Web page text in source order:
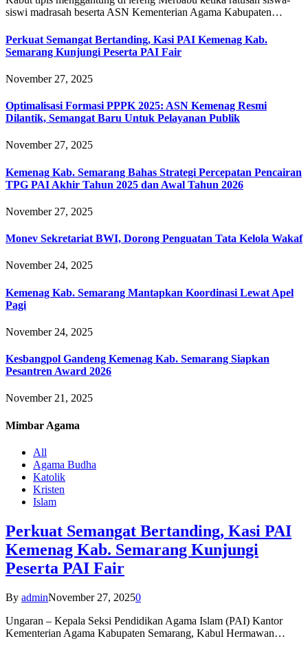
siswi madrasah beserta ASN Kementerian Agama Kabupaten…
Perkuat Semangat Bertanding, Kasi PAI Kemenag Kab.
Semarang Kunjungi Peserta PAI Fair
November 27, 2025
Optimalisasi Formasi PPPK 2025: ASN Kemenag Resmi
Dilantik, Semangat Baru Untuk Pelayanan Publik
November 27, 2025
Kemenag Kab. Semarang Bahas Strategi Percepatan Pencairan
TPG PAI Akhir Tahun 2025 dan Awal Tahun 2026
November 27, 2025
Monev Sekretariat BWI, Dorong Penguatan Tata Kelola Wakaf
November 24, 2025
Kemenag Kab. Semarang Mantapkan Koordinasi Lewat Apel
Pagi
November 24, 2025
Kesbangpol Gandeng Kemenag Kab. Semarang Siapkan
Pesantren Award 2026
November 21, 2025
Mimbar Agama
All
Agama Budha
Katolik
Kristen
Islam
Perkuat Semangat Bertanding, Kasi PAI
Kemenag Kab. Semarang Kunjungi
Peserta PAI Fair
By adminNovember 27, 20250
Ungaran – Kepala Seksi Pendidikan Agama Islam (PAI) Kantor
Kementerian Agama Kabupaten Semarang, Kabul Hermawan…